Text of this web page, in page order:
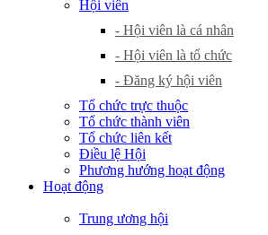
Hội viên
- Hội viên là cá nhân
- Hội viên là tổ chức
- Đăng ký hội viên
Tổ chức trực thuộc
Tổ chức thành viên
Tổ chức liên kết
Điều lệ Hội
Phương hướng hoạt động
Hoạt động
Trung ương hội